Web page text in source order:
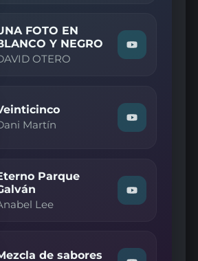
Cariño"
on
YouTube
FOTO EN
Y NEGRO
OTERO
Watch
"DAVID
FOTO
EN
BLANCO
Martín
Watch
"Dani
on
YouTube
Parque
Lee
Watch
"Anabel
Parque
de sabores